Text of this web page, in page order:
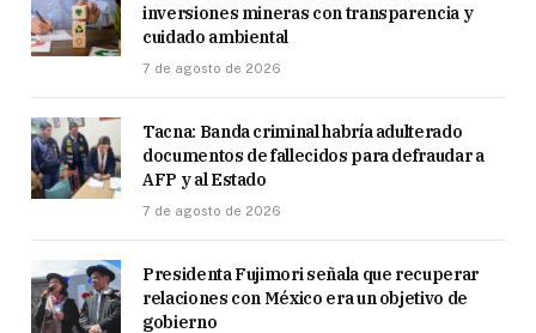
inversiones mineras con transparencia y
cuidado ambiental
7 de agosto de 2026
Tacna: Banda criminal habría adulterado
documentos de fallecidos para defraudar a
AFP y al Estado
7 de agosto de 2026
Presidenta Fujimori señala que recuperar
relaciones con México era un objetivo de
gobierno